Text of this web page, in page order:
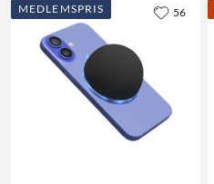
MEDLEMSPRIS 56